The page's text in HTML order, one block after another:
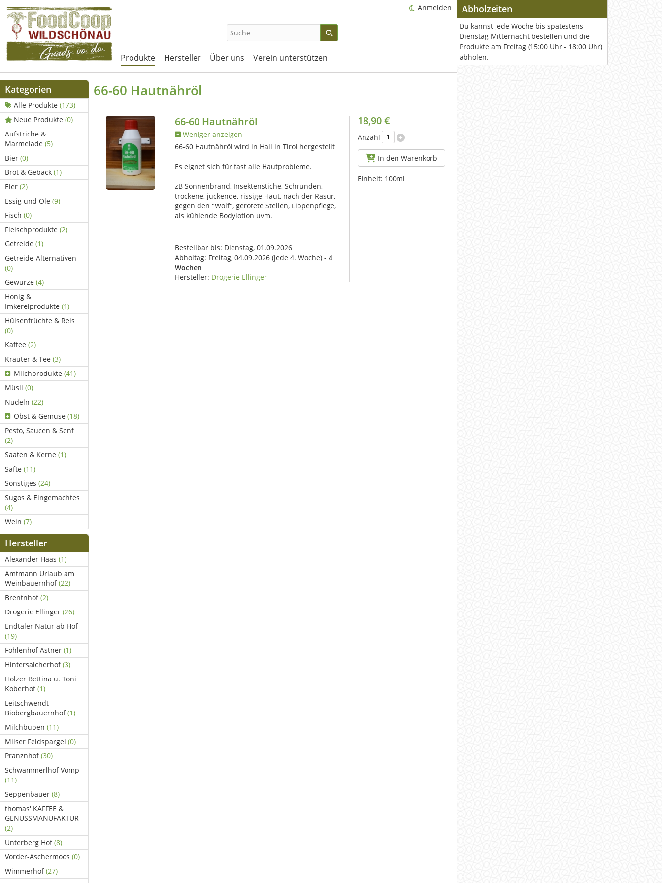
Anmelden
Produkte Hersteller Über uns Verein unterstützen
Kategorien
Alle Produkte (173)
Neue Produkte (0)
Aufstriche &
Marmelade (5)
Bier (0)
Brot & Gebäck (1)
Eier (2)
Essig und Öle (9)
Fisch (0)
Fleischprodukte (2)
Getreide (1)
Getreide-Alternativen
(0)
Gewürze (4)
Honig &
Imkereiprodukte (1)
Hülsenfrüchte & Reis
(0)
Kaffee (2)
Kräuter & Tee (3)
Milchprodukte (41)
Müsli (0)
Nudeln (22)
Obst & Gemüse (18)
Pesto, Saucen & Senf
(2)
Saaten & Kerne (1)
Säfte (11)
Sonstiges (24)
Sugos & Eingemachtes
(4)
Wein (7)
Hersteller
Alexander Haas (1)
Amtmann Urlaub am
Weinbauernhof(22)
Brentnhof(2)
Drogerie Ellinger (26)
Endtaler Natur ab Hof
(19)
Fohlenhof Astner (1)
Hintersalcherhof(3)
Holzer Bettina u. Toni
Koberhof(1)
Leitschwendt
Biobergbauernhof(1)
Milchbuben (11)
Milser Feldspargel (0)
Pranznhof(30)
Schwammerlhof Vomp
(11)
Seppenbauer (8)
thomas' KAFFEE &
GENUSSMANUFAKTUR
(2)
Unterberg Hof(8)
Vorder-Aschermoos (0)
Wimmerhof(27)
66-60 Hautnähröl
66-60 Hautnähröl
Weniger anzeigen
66-60 Hautnähröl wird in Hall in Tirol hergestellt
Es eignet sich für fast alle Hautprobleme.
zB Sonnenbrand, Insektenstiche, Schrunden,
trockene, juckende, rissige Haut, nach der Rasur,
gegen den "Wolf", gerötete Stellen, Lippenpflege,
als kühlende Bodylotion uvm.
Bestellbar bis: Dienstag, 01.09.2026
Abholtag: Freitag, 04.09.2026 (jede 4. Woche) - 4
Wochen
Hersteller: Drogerie Ellinger
18,90 €
Anzahl
In den Warenkorb
Einheit: 100ml
Abholzeiten
Du kannst jede Woche bis spätestens
Dienstag Mitternacht bestellen und die
Produkte am Freitag (15:00 Uhr - 18:00 Uhr)
abholen.